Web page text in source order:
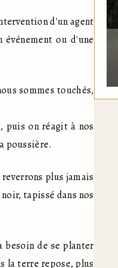
d'un agent
ou d'une
sommes touchés,
puis on réagit à nos
poussière.
plus jamais
tapissé dans nos
besoin de se planter
la terre repose, plus